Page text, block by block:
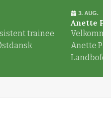
trainee
3. AUG.
Anette
Anette